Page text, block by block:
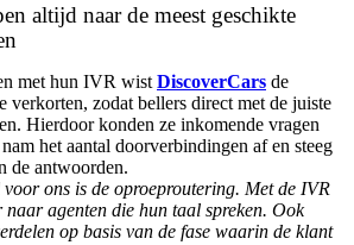
altijd naar de meest geschikte
met hun IVR wist DiscoverCars de
verkorten, zodat bellers direct met de juiste
Hierdoor konden ze inkomende vragen
het aantal doorverbindingen af en steeg
de antwoorden.
voor ons is de oproeproutering. Met de IVR
agenten die hun taal spreken. Ook
op basis van de fase waarin de klant